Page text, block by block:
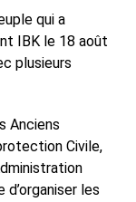
qui a
IBK le 18 août
plusieurs
Anciens
Civile,
les